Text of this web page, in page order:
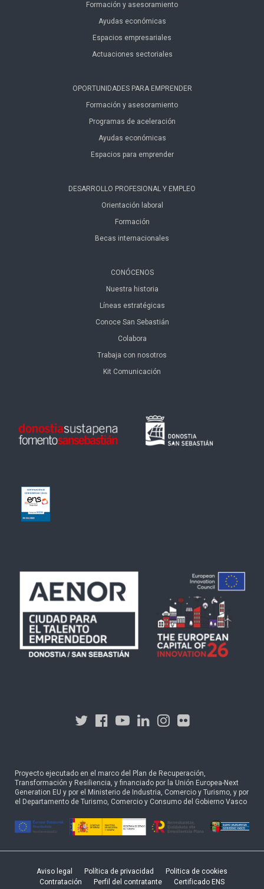
Formación y asesoramiento
Ayudas económicas
Espacios empresariales
Actuaciones sectoriales
OPORTUNIDADES PARA EMPRENDER
Formación y asesoramiento
Programas de aceleración
Ayudas económicas
Espacios para emprender
DESARROLLO PROFESIONAL Y EMPLEO
Orientación laboral
Formación
Becas internacionales
CONÓCENOS
Nuestra historia
Líneas estratégicas
Conoce San Sebastián
Colabora
Trabaja con nosotros
Kit Comunicación
Proyecto ejecutado en el marco del Plan de Recuperación,
Transformación y Resiliencia, y financiado por la Unión Europea-Next
Generation EU y por el Ministerio de Industria, Comercio y Turismo, y por
el Departamento de Turismo, Comercio y Consumo del Gobierno Vasco
Aviso legal Política de privacidad
Politica de cookies
Contratación
Perfil del contratante
Certificado ENS